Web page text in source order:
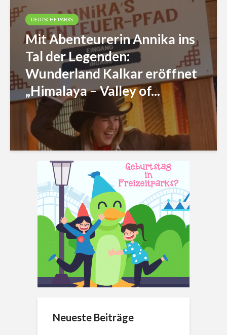
DEUTSCHE PARKS
Mit Abenteurerin Annika ins
Tal der Legenden:
Wunderland Kalkar eröffnet
„Himalaya – Valley of...
Neueste Beiträge